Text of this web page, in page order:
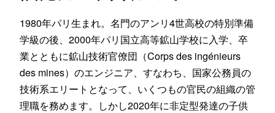
1980年パリ生まれ。名門のアンリ4世高校の特別準備
学級の後、2000年パリ国立高等鉱山学校に入学、卒
業とともに鉱山技術官僚団（Corps des ingénieurs
des mines）のエンジニア、すなわち、国家公務員の
技術系エリートとなって、いくつもの官民の組織の管
理職を務めます。しかし2020年に非定型発達の子供